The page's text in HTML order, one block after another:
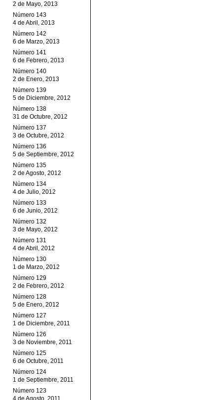
2 de Mayo, 2013
Número 143
4 de Abril, 2013
Número 142
6 de Marzo, 2013
Número 141
6 de Febrero, 2013
Número 140
2 de Enero, 2013
Número 139
5 de Diciembre, 2012
Número 138
31 de Octubre, 2012
Número 137
3 de Octubre, 2012
Número 136
5 de Septiembre, 2012
Número 135
2 de Agosto, 2012
Número 134
4 de Julio, 2012
Número 133
6 de Junio, 2012
Número 132
3 de Mayo, 2012
Número 131
4 de Abril, 2012
Número 130
1 de Marzo, 2012
Número 129
2 de Febrero, 2012
Número 128
5 de Enero, 2012
Número 127
1 de Diciembre, 2011
Número 126
3 de Noviembre, 2011
Número 125
6 de Octubre, 2011
Número 124
1 de Septiembre, 2011
Número 123
4 de Agosto, 2011